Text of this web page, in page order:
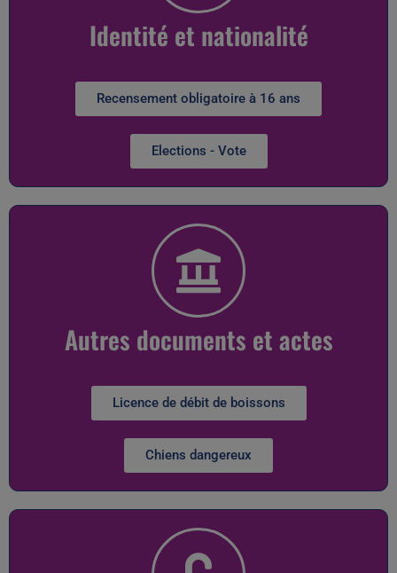
Identité et nationalité
Recensement obligatoire à 16 ans
Elections - Vote
Autres documents et actes
Licence de débit de boissons
Chiens dangereux